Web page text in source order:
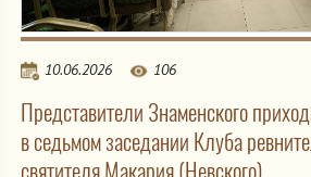
10.06.2026 106
Представители Знаменского
в седьмом заседании Клуба